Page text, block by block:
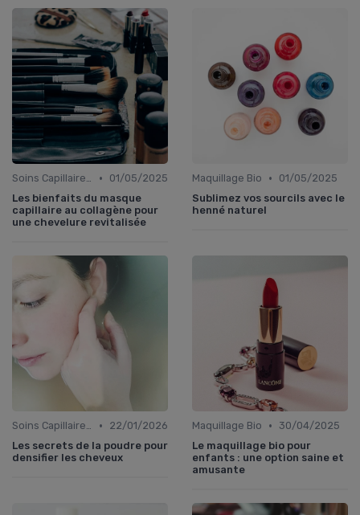
Soins Capillaires Bio •
01/05/2025
Les bienfaits du masque
capillaire au collagène pour
une chevelure revitalisée
Maquillage Bio •
01/05/2025
Sublimez vos sourcils avec le
henné naturel
Soins Capillaires Bio •
22/01/2026
Les secrets de la poudre pour
densifier les cheveux
Maquillage Bio •
30/04/2025
Le maquillage bio pour
enfants : une option saine et
amusante